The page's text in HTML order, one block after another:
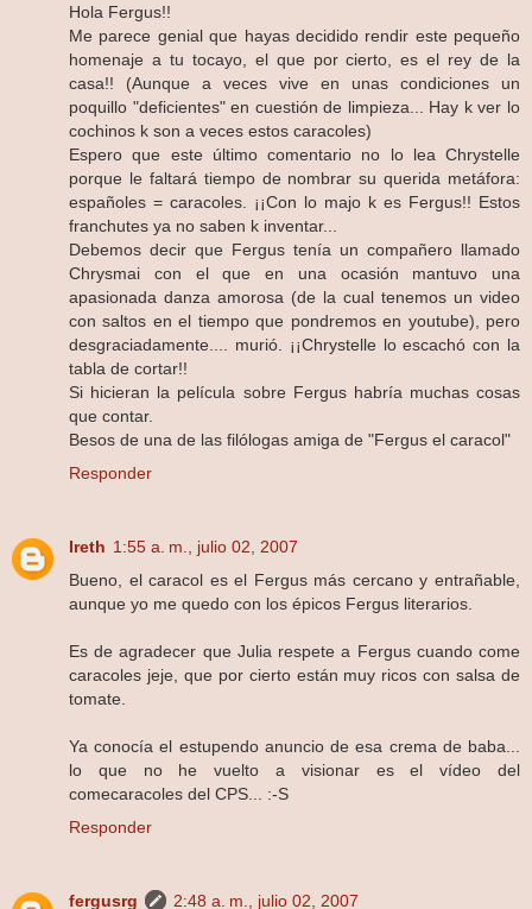
Hola Fergus!!
Me parece genial que hayas decidido rendir este pequeño
homenaje a tu tocayo, el que por cierto, es el rey de la
casa!! (Aunque a veces vive en unas condiciones un
poquillo "deficientes" en cuestión de limpieza... Hay k ver lo
cochinos k son a veces estos caracoles)
Espero que este último comentario no lo lea Chrystelle
porque le faltará tiempo de nombrar su querida metáfora:
españoles = caracoles. ¡¡Con lo majo k es Fergus!! Estos
franchutes ya no saben k inventar...
Debemos decir que Fergus tenía un compañero llamado
Chrysmai con el que en una ocasión mantuvo una
apasionada danza amorosa (de la cual tenemos un video
con saltos en el tiempo que pondremos en youtube), pero
desgraciadamente.... murió. ¡¡Chrystelle lo escachó con la
tabla de cortar!!
Si hicieran la película sobre Fergus habría muchas cosas
que contar.
Besos de una de las filólogas amiga de "Fergus el caracol"
Responder
Ireth 1:55 a. m., julio 02, 2007
Bueno, el caracol es el Fergus más cercano y entrañable,
aunque yo me quedo con los épicos Fergus literarios.
Es de agradecer que Julia respete a Fergus cuando come
caracoles jeje, que por cierto están muy ricos con salsa de
tomate.
Ya conocía el estupendo anuncio de esa crema de baba...
lo que no he vuelto a visionar es el vídeo del
comecaracoles del CPS... :-S
Responder
fergusrg 2:48 a. m., julio 02, 2007